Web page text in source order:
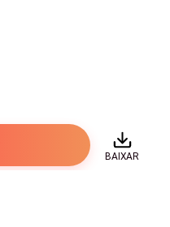
BAIXAR